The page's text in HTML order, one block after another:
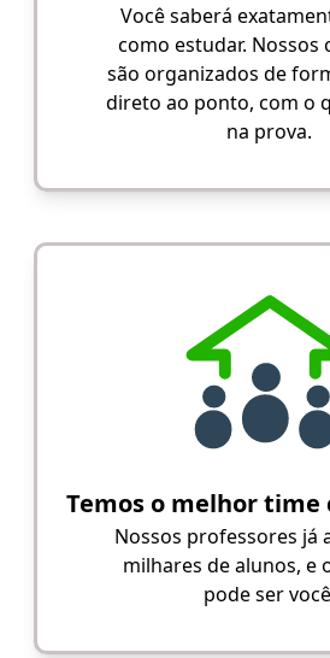
Você saberá
como estudar. Nossos
são organizados de
direto ao ponto, com o
na prova.
Temos o melhor time
Nossos professores já
milhares de alunos, e
pode ser